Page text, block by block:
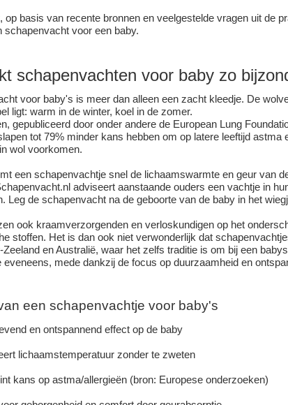
op basis van recente bronnen en veelgestelde vragen uit de
schapenvacht voor een baby.
schapenvachten voor baby zo
voor baby's is meer dan alleen een zacht kleedje. De
ligt: warm in de winter, koel in de zomer.
gepubliceerd door onder andere de European Lung
tot 79% minder kans hebben om op latere leeftijd
wol voorkomen.
een schapenvachtje snel de lichaamswarmte en geur van
.nl adviseert aanstaande ouders een vachtje in
Leg deschapenvacht na de geboorte van de baby in het
ook kraamverzorgenden en verloskundigen op het
stoffen. Het is dan ook niet verwonderlijk dat
Zeeland en Australië, waar het zelfs traditie is om bij een
eveneens, mede dankzij de focus op duurzaamheid en
een schapenvachtje voor baby's
en ontspannend effect op de baby
lichaamstemperatuur zonder te zweten
kans op astma/allergieën (bron: Europese onderzoeken)